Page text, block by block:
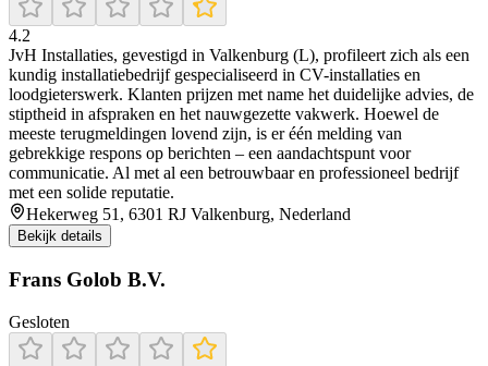
4.2
JvH Installaties, gevestigd in Valkenburg (L), profileert zich als een
kundig installatiebedrijf gespecialiseerd in CV-installaties en
loodgieterswerk. Klanten prijzen met name het duidelijke advies, de
stiptheid in afspraken en het nauwgezette vakwerk. Hoewel de
meeste terugmeldingen lovend zijn, is er één melding van
gebrekkige respons op berichten – een aandachtspunt voor
communicatie. Al met al een betrouwbaar en professioneel bedrijf
met een solide reputatie.
Hekerweg 51, 6301 RJ Valkenburg, Nederland
Bekijk details
Frans Golob B.V.
Gesloten